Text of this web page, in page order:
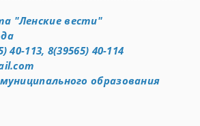
"Ленские вести"
113, 8(39565) 40-114
образования